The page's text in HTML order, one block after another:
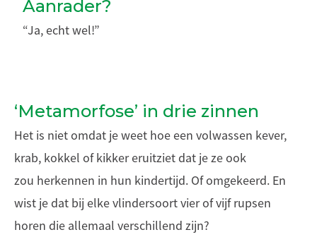
Aanrader?
“Ja, echt wel!”
‘Metamorfose’ in drie zinnen
Het is niet omdat je weet hoe een volwassen kever,
krab, kokkel of kikker eruitziet dat je ze ook
zou herkennen in hun kindertijd. Of omgekeerd. En
wist je dat bij elke vlindersoort vier of vijf rupsen
horen die allemaal verschillend zijn?